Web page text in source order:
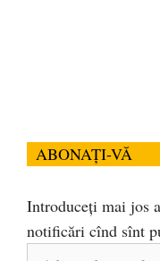
ABONAȚI-VĂ
Introduceți mai jos
notificări cînd sînt